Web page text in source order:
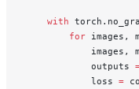
    with
        for
images,
images,
            outputs
            loss
=